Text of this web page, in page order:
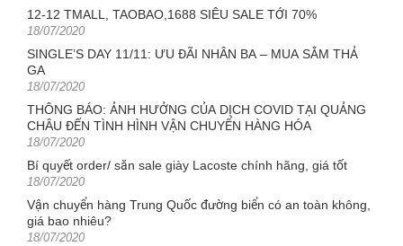
12-12 TMALL, TAOBAO,1688 SIÊU SALE TỚI 70%
Posted
18/07/2020
SINGLE’S DAY 11/11: ƯU ĐÃI NHÂN BA – MUA SẮM THẢ
GA
Posted
18/07/2020
THÔNG BÁO: ẢNH HƯỞNG CỦA DỊCH COVID TẠI QUẢNG
CHÂU ĐẾN TÌNH HÌNH VẬN CHUYỂN HÀNG HÓA
Posted
18/07/2020
Bí quyết order/ săn sale giày Lacoste chính hãng, giá tốt
Posted
18/07/2020
Vận chuyển hàng Trung Quốc đường biển có an toàn không,
giá bao nhiêu?
Posted
18/07/2020